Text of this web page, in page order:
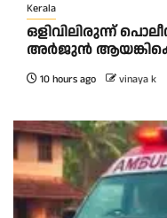
Kerala
ഒളിവിലിരുന്ന്
അർജുൻ
10 hours ago vinaya k